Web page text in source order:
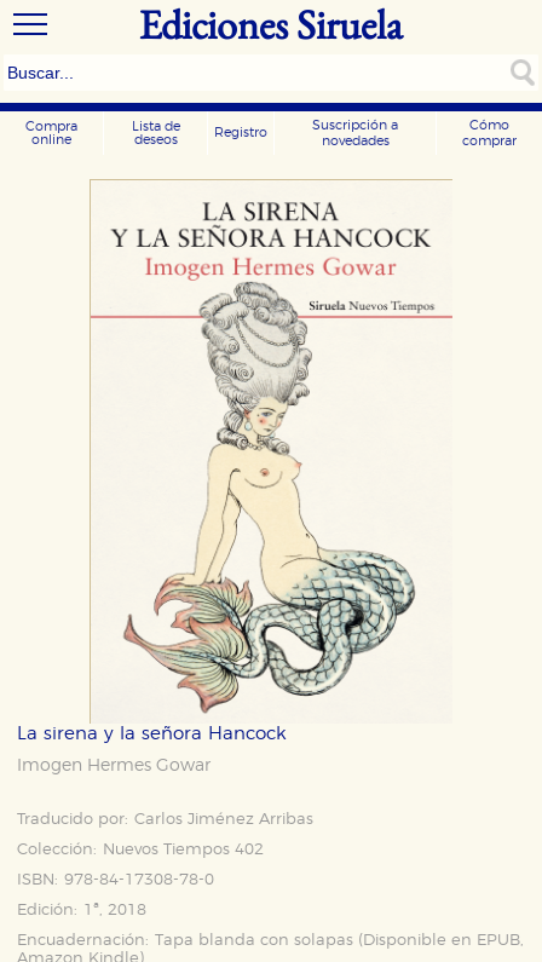
Ediciones Siruela
Compra
online
Lista de
deseos
Registro
Suscripción a
novedades
Cómo
comprar
La sirena y la señora Hancock
Imogen Hermes Gowar
Traducido por: Carlos Jiménez Arribas
Colección:
Nuevos Tiempos 402
ISBN: 978-84-17308-78-0
Edición: 1ª, 2018
Encuadernación: Tapa blanda con solapas (Disponible en EPUB,